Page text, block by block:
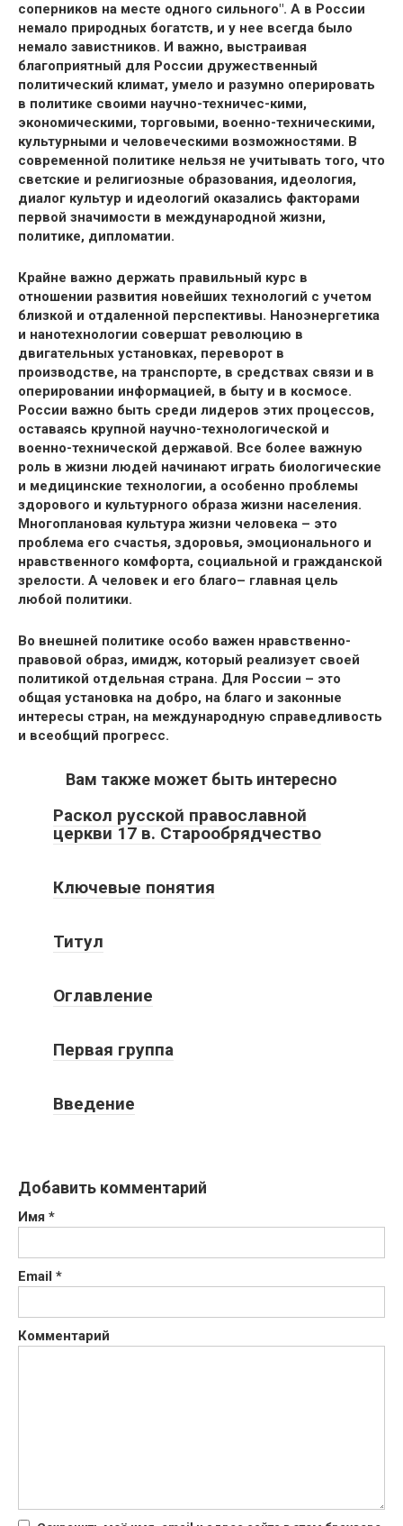
соперников на месте одного сильного". А в России
немало природных богатств, и у нее всегда было
немало завистников. И важно, выстраивая
благоприятный для России дружественный
политический климат, умело и разумно оперировать
в политике своими научно-техничес-кими,
экономическими, торговыми, военно-техническими,
культурными и человеческими возможностями. В
современной политике нельзя не учитывать того, что
светские и религиозные образования, идеология,
диалог культур и идеологий оказались факторами
первой значимости в международной жизни,
политике, дипломатии.
Крайне важно держать правильный курс в
отношении развития новейших технологий с учетом
близкой и отдаленной перспективы. Наноэнергетика
и нанотехнологии совершат революцию в
двигательных установках, переворот в
производстве, на транспорте, в средствах связи и в
оперировании информацией, в быту и в космосе.
России важно быть среди лидеров этих процессов,
оставаясь крупной научно-технологической и
военно-технической державой. Все более важную
роль в жизни людей начинают играть биологические
и медицинские технологии, а особенно проблемы
здорового и культурного образа жизни населения.
Многоплановая культура жизни человека – это
проблема его счастья, здоровья, эмоционального и
нравственного комфорта, социальной и гражданской
зрелости. А человек и его благо– главная цель
любой политики.
Во внешней политике особо важен нравственно-
правовой образ, имидж, который реализует своей
политикой отдельная страна. Для России – это
общая установка на добро, на благо и законные
интересы стран, на международную справедливость
и всеобщий прогресс.
Вам также может быть интересно
Раскол русской православной
церкви 17 в. Старообрядчество
Ключевые понятия
Титул
Оглавление
Первая группа
Введение
Добавить комментарий
Имя *
Email *
Комментарий